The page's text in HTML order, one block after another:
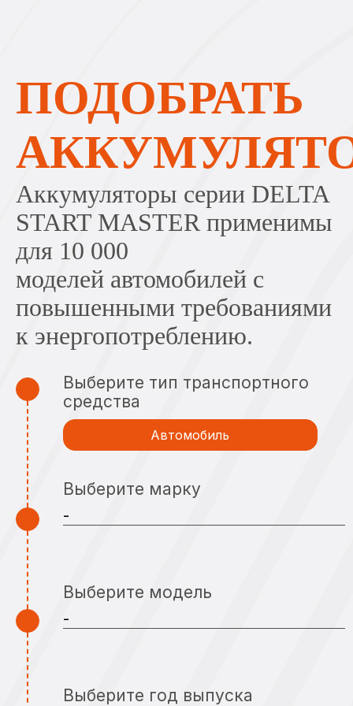
ПОДОБРАТЬ
Аккумуляторы серии DELTA
START MASTER применимы
для 10 000
моделей автомобилей с
повышенными требованиями
к энергопотреблению.
Выберите тип транспортного
средства
Автомобиль
Выберите марку
Выберите модель
Выберите год выпуска